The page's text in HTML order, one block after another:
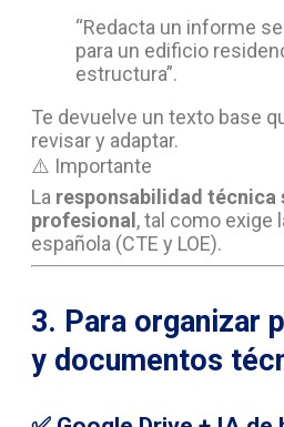
“Redacta un informe
para un edificio
estructura”.
Te devuelve un texto base
revisar y adaptar.
⚠️ Importante
La responsabilidad técnica
profesional , tal como exige
española (CTE y LOE).
3. Para organizar
y documentos